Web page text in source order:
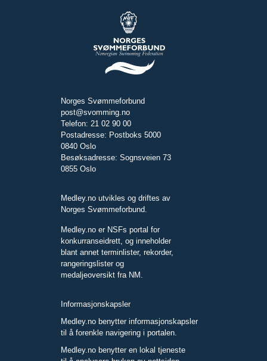
Norges Svømmeforbund
post@svomming.no
Telefon: 21 02 90 00
Postadresse: Postboks 5000
0840 Oslo
Besøksadresse: Sognsveien 73
0855 Oslo
Medley.no utvikles og driftes av
Norges Svømmeforbund.
Medley.no er NSFs portal for
konkurranseidrett, og inneholder
blant annet terminlister, rekorder,
rangeringslister og
medaljeoversikt fra NM.
Informasjonskapsler
Medley.no benytter informasjonskapsler
til å forenkle navigering i portalen.
Medley.no benytter en lokal tjeneste